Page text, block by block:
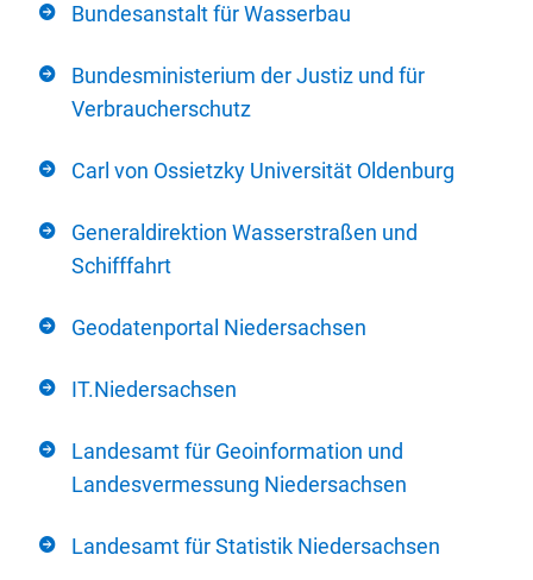
Bundesanstalt für Wasserbau
Bundesministerium der Justiz und für
Verbraucherschutz
Carl von Ossietzky Universität Oldenburg
Generaldirektion Wasserstraßen und
Schifffahrt
Geodatenportal Niedersachsen
IT.Niedersachsen
Landesamt für Geoinformation und
Landesvermessung Niedersachsen
Landesamt für Statistik Niedersachsen